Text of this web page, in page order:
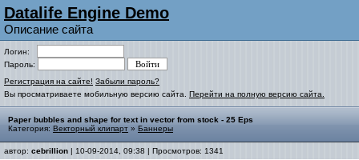
Datalife Engine Demo
Описание сайта
Логин:
Пароль:
Регистрация на сайте! Забыли пароль?
Вы просматриваете мобильную версию сайта. Перейти на полную версию сайта.
Paper bubbles and shape for text in vector from stock - 25 Eps
Категория: Векторный клипарт » Баннеры
автор: cebrillion | 10-09-2014, 09:38 | Просмотров: 1341